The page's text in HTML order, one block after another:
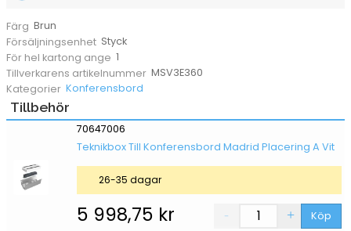
Färg Brun
Försäljningsenhet Styck
För hel kartong ange 1
Tillverkarens artikelnummer MSV3E360
Kategorier Konferensbord
Tillbehör
70647006
Teknikbox Till Konferensbord Madrid Placering A Vit
5 998,75 kr Köp
26-35 dagar